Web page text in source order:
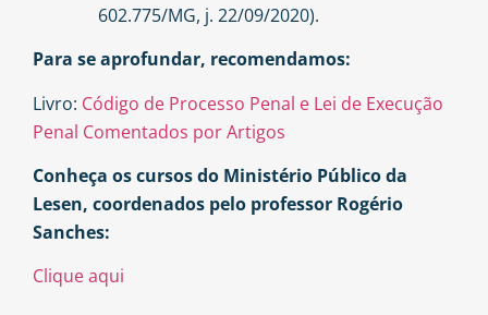
602.775/MG, j. 22/09/2020).
Para se aprofundar, recomendamos:
Livro: Código de Processo Penal e Lei de Execução
Penal Comentados por Artigos
Conheça os cursos do Ministério Público da
Lesen, coordenados pelo professor Rogério
Sanches:
Clique aqui